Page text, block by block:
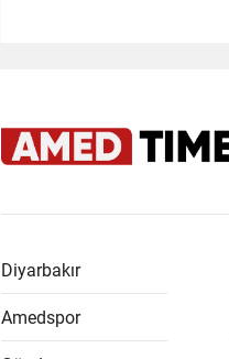
Diyarbakır
Amedspor